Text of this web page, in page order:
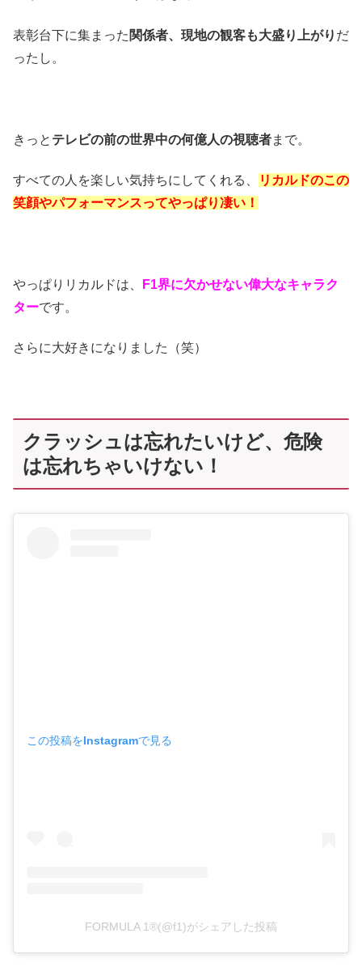
表彰台下に集まった 関係者、現地の観客も大盛り上がり だ
ったし。
きっと テレビの前の世界中の何億人の視聴者まで。
すべての人を楽しい気持ちにしてくれる、
リカルドのこの
笑顔やパフォーマンスってやっぱり凄い！
やっぱりリカルドは、
F1界に欠かせない偉大なキャラク
ターです。
さらに大好きになりました（笑）
クラッシュは忘れたいけど、危険
は忘れちゃいけない！
この投稿をInstagramで見る
FORMULA 1®(@f1)がシェアした投稿